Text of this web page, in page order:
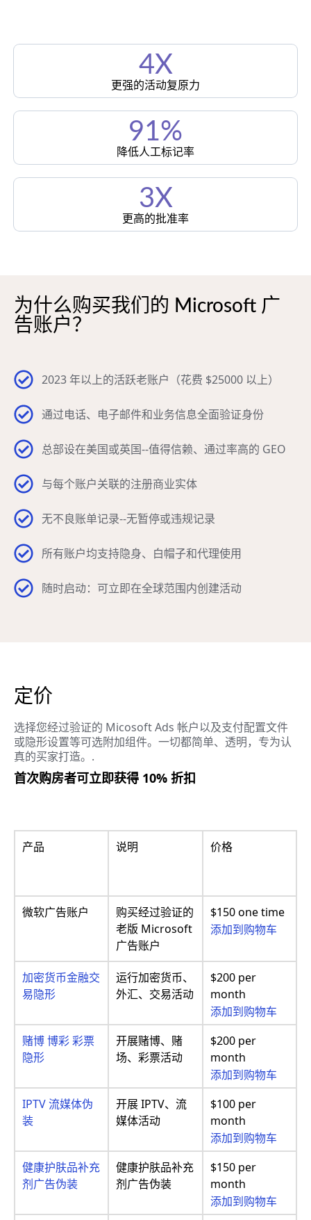
4X
更强的活动复原力
91%
降低人工标记率
3X
更高的批准率
为什么购买我们的 Microsoft 广
告账户？
2023 年以上的活跃老账户（花费 $25000 以上）
通过电话、电子邮件和业务信息全面验证身份
总部设在美国或英国--值得信赖、通过率高的 GEO
与每个账户关联的注册商业实体
无不良账单记录--无暂停或违规记录
所有账户均支持隐身、白帽子和代理使用
随时启动：可立即在全球范围内创建活动
定价
选择您经过验证的 Micosoft Ads 帐户以及支付配置文件
或隐形设置等可选附加组件。一切都简单、透明，专为认
真的买家打造。.
首次购房者可立即获得 10% 折扣
产品 说明 价格
微软广告账户
购买经过验证的
老版 Microsoft
广告账户
$150 one time
添加到购物车
加密货币金融交
易隐形
运行加密货币、
外汇、交易活动
$200 per
month
添加到购物车
赌博 博彩 彩票
隐形
开展赌博、赌
场、彩票活动
$200 per
month
添加到购物车
IPTV 流媒体伪
装
开展 IPTV、流
媒体活动
$100 per
month
添加到购物车
健康护肤品补充
剂广告伪装
健康护肤品补充
剂广告伪装
$150 per
month
添加到购物车